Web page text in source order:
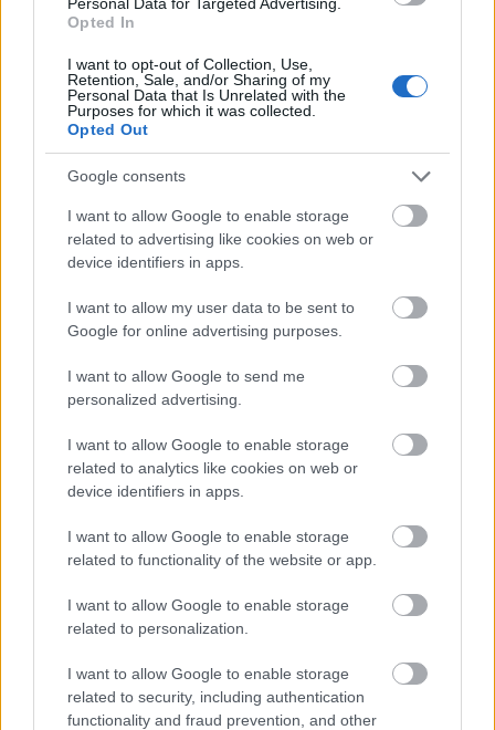
Opted In
I want to opt-out of Collection, Use,
Retention, Sale, and/or Sharing of my
Personal Data that Is Unrelated with the
Purposes for which it was collected.
Opted Out
Google consents
I want to allow Google to enable storage
related to advertising like cookies on web or
device identifiers in apps.
I want to allow my user data to be sent to
Google for online advertising purposes.
I want to allow Google to send me
personalized advertising.
I want to allow Google to enable storage
related to analytics like cookies on web or
device identifiers in apps.
I want to allow Google to enable storage
related to functionality of the website or app.
I want to allow Google to enable storage
related to personalization.
I want to allow Google to enable storage
related to security, including authentication
functionality and fraud prevention, and other
lett tervezve, történjen bármi is.
visszaemlékezhetünk arra a pillanatra, amikor
belenéztünk a tükörbe, és észrevettük, hogy az
egykori kislány teste nőiessé vált. A változások
elfogadása és a pozitív gondolkodásmód
önbizalmat, bátorságot és erőt ad nekünk. Nemcsak
a világ meghódításához, hanem ahhoz is, hogy
testünkre nézve azt gondoljuk, „tetszik, amit látok”.